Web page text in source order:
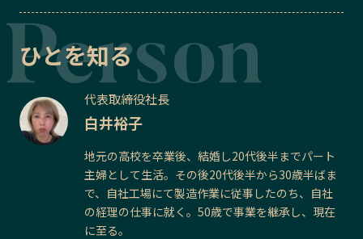
ひとを知る
代表取締役社長
白井裕子
地元の高校を卒業後、結婚し20代後半までパート
主婦として生活。その後20代後半から30歳半ばま
で、自社工場にて製造作業に従事したのち、自社
の経理の仕事に就く。50歳で事業を継承し、現在
に至る。